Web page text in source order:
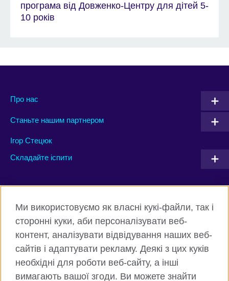
програма від Довженко-Центру для дітей 5-
10 років
Про нас
Станьте нашим партнером
Ігор Стецюк
Складайте іспити
Connect with us
Facebook Twitter
Instagram Flickr
TikTok YouTube
Ми використовуємо як власні кукі-файли, так і
сторонні куки, аби персоналізувати веб-
контент, аналізувати відвідування наших веб-
сайтів і адаптувати рекламу. Деякі з цих куків
необхідні для роботи веб-сайту, а інші
вимагають вашої згоди. Ви можете знайти